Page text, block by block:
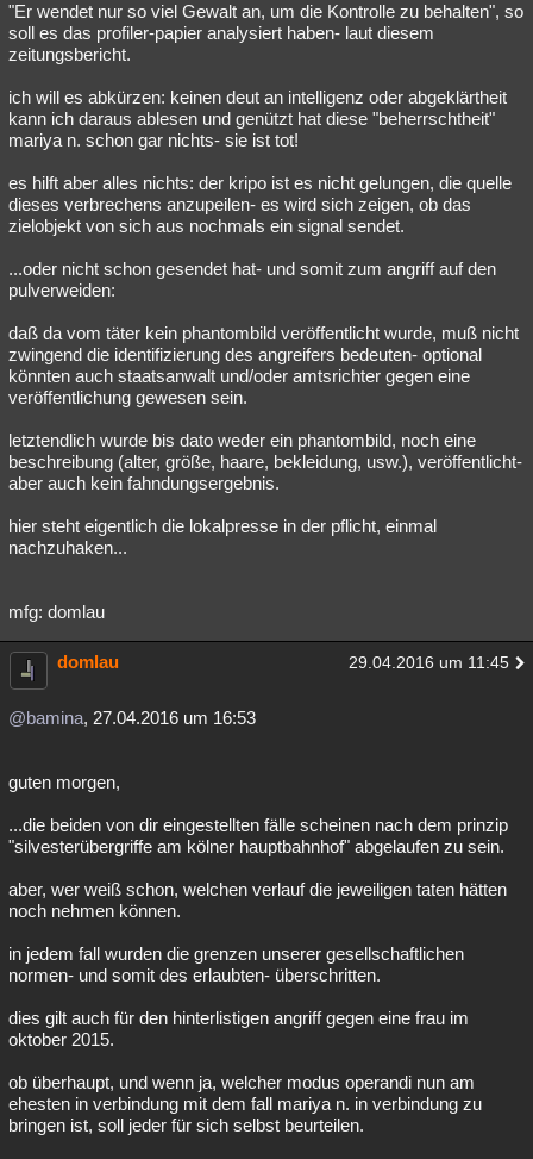
"Er wendet nur so viel Gewalt an, um die Kontrolle zu behalten", so
soll es das profiler-papier analysiert haben- laut diesem
zeitungsbericht.
ich will es abkürzen: keinen deut an intelligenz oder abgeklärtheit
kann ich daraus ablesen und genützt hat diese "beherrschtheit"
mariya n. schon gar nichts- sie ist tot!
es hilft aber alles nichts: der kripo ist es nicht gelungen, die quelle
dieses verbrechens anzupeilen- es wird sich zeigen, ob das
zielobjekt von sich aus nochmals ein signal sendet.
...oder nicht schon gesendet hat- und somit zum angriff auf den
pulverweiden:
daß da vom täter kein phantombild veröffentlicht wurde, muß nicht
zwingend die identifizierung des angreifers bedeuten- optional
könnten auch staatsanwalt und/oder amtsrichter gegen eine
veröffentlichung gewesen sein.
letztendlich wurde bis dato weder ein phantombild, noch eine
beschreibung (alter, größe, haare, bekleidung, usw.), veröffentlicht-
aber auch kein fahndungsergebnis.
hier steht eigentlich die lokalpresse in der pflicht, einmal
nachzuhaken...
mfg: domlau
domlau 29.04.2016 um 11:45
@bamina, 27.04.2016 um 16:53
guten morgen,
...die beiden von dir eingestellten fälle scheinen nach dem prinzip
"silvesterübergriffe am kölner hauptbahnhof" abgelaufen zu sein.
aber, wer weiß schon, welchen verlauf die jeweiligen taten hätten
noch nehmen können.
in jedem fall wurden die grenzen unserer gesellschaftlichen
normen- und somit des erlaubten- überschritten.
dies gilt auch für den hinterlistigen angriff gegen eine frau im
oktober 2015.
ob überhaupt, und wenn ja, welcher modus operandi nun am
ehesten in verbindung mit dem fall mariya n. in verbindung zu
bringen ist, soll jeder für sich selbst beurteilen.